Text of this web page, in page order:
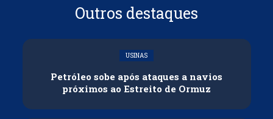
Outros destaques
USINAS
Petróleo sobe após ataques a navios
próximos ao Estreito de Ormuz